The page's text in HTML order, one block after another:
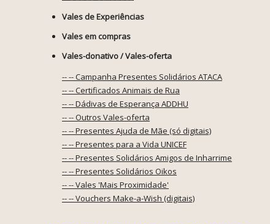
Vales de Experiências
Vales em compras
Vales-donativo / Vales-oferta
-- -- Campanha Presentes Solidários ATACA
-- -- Certificados Animais de Rua
-- -- Dádivas de Esperança ADDHU
-- -- Outros Vales-oferta
-- -- Presentes Ajuda de Mãe (só digitais)
-- -- Presentes para a Vida UNICEF
-- -- Presentes Solidários Amigos de Inharrime
-- -- Presentes Solidários Oikos
-- -- Vales 'Mais Proximidade'
-- -- Vouchers Make-a-Wish (digitais)